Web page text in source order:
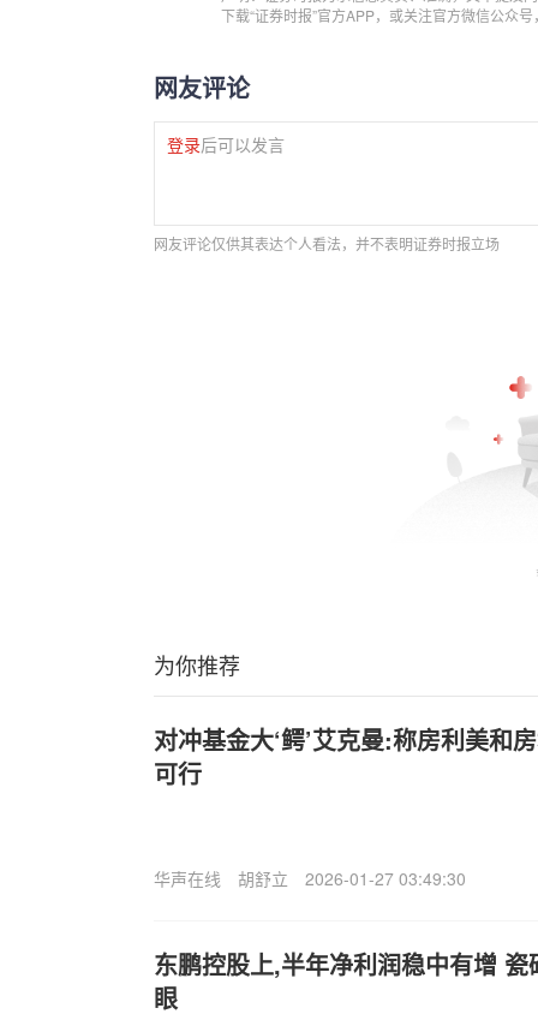
下载“证券时报”官方APP，或关注官方微信公众
网友评论
登录后可以发言
网友评论仅供其表达个人看法，并不表明证券时报立场
为你推荐
对冲基金大‘鳄’艾克曼:称房利美和
可行
华声在线 胡舒立 2026-01-27 03:49:30
东鹏控股上,半年净利润稳中有增
眼